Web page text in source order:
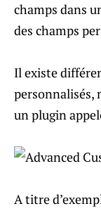
champs dans
des champs
Il existe
personnalisés,
un plugin
A titre